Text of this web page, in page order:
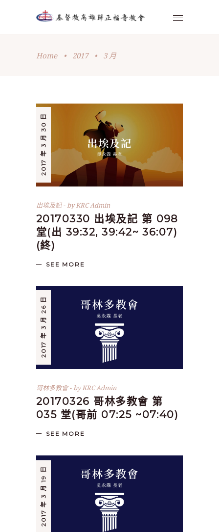
Home • 2017 • 3 月
2017 年 3 月 30 日
出埃及記 byKRC Admin
20170330 出埃及記 第 098
堂(出 39:32, 39:42~ 36:07)
(終)
SEE MORE
2017 年 3 月 26 日
哥林多教會 byKRC Admin
20170326 哥林多教會 第
035 堂(哥前 07:25 ~07:40)
SEE MORE
2017 年 3 月 19 日